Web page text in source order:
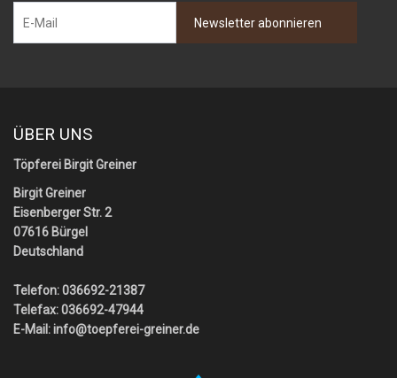
ÜBER UNS
Töpferei Birgit Greiner
Birgit Greiner
Eisenberger Str. 2
07616 Bürgel
Deutschland
Telefon: 036692-21387
Telefax: 036692-47944
E-Mail:info@toepferei-greiner.de